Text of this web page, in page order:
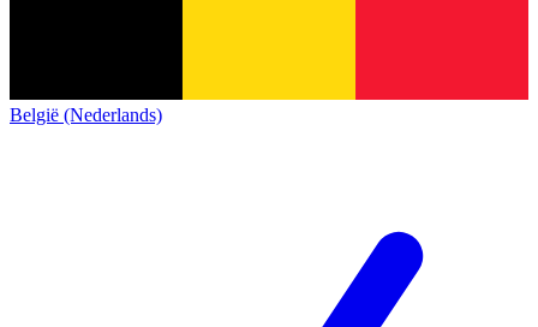
België (Nederlands)